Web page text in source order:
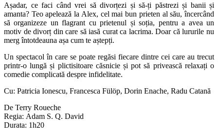
Așadar, ce faci când vrei să divorțezi și să-ți păstrezi și banii și
amanta? Teo apelează la Alex, cel mai bun prieten al său, încercând
să organizeze un flagrant cu prietenul și soția, pentru a avea un
motiv de divorț din care să iasă curat ca lacrima. Doar că lururile nu
merg întotdeauna așa cum te aștepți.
Un spectacol în care se poate regăsi fiecare dintre cei care au trecut
printr-o lungă și plictisitoare căsnicie și pot să privească relaxați o
comedie complicată despre infidelitate.
Cu: Patricia Ionescu, Francesca Fülöp, Dorin Enache, Radu Catană
De Terry Roueche
Regia: Adam S. Q. David
Durata: 1h20